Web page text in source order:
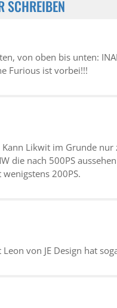
SCHREIBEN
von oben bis unten:
Furious ist vorbei!!!
Kann Likwit im Grunde
die nach 500PS
200PS.
von JE Design hat